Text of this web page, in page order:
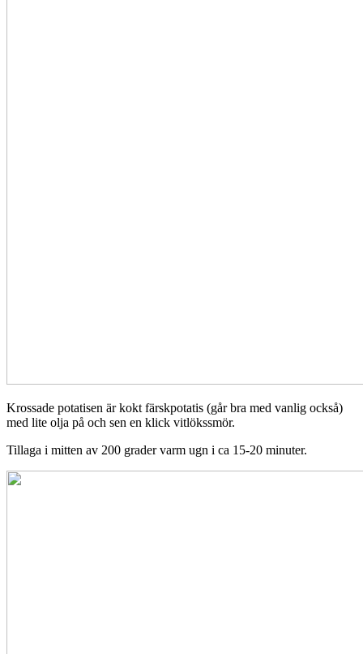
Krossade potatisen är kokt färskpotatis (går bra med vanlig också)
med lite olja på och sen en klick vitlökssmör.
Tillaga i mitten av 200 grader varm ugn i ca 15-20 minuter.